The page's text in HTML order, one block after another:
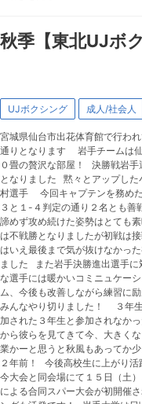
秋季【東北UJボ
UJボクシング 成人/社会人
宮城県仙台市出花体育館で行わ
通りとなります 岩手チームは
０畳の贅沢な部屋！ 決勝戦岩
となりました 黙々とアップし
村選手 今回キャプテンを務め
３と１-４判定の通り２名とも善
諦めず攻め続けた姿勢はとても
は不戦勝となりましたが初戦は
はいえ最後まで気が抜けなかっ
ました また岩手決勝進出選手に
な選手には暖かいコミニュケー
ム、今後も改善しながら練習に
みんなやり切りました！ ３年
加された３年生と参加されなか
から彼らを見てきて今、大きく
業かーと思うと秋風もあって
２年前！ 今後高校生に上がり
今大会と同会場にて１５日（土
による合同スパー大会が初開催